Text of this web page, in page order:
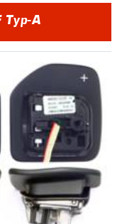
Typ-A